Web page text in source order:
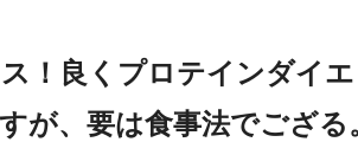
！良くプロテインダイ
が、要は食事法でござる